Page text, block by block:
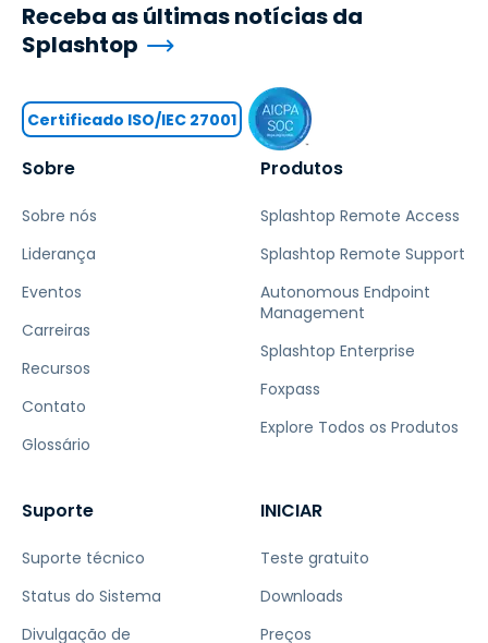
Sobre
Sobre nós
Liderança
Eventos
Carreiras
Recursos
Contato
Glossário
Produtos
Splashtop Remote Access
Splashtop Remote Support
Autonomous Endpoint
Management
Splashtop Enterprise
Foxpass
Explore Todos os Produtos
Suporte
Suporte técnico
Status do Sistema
Divulgação de
INICIAR
Teste gratuito
Downloads
Preços
Receba as últimas notícias da
Splashtop
Certificado ISO/IEC 27001